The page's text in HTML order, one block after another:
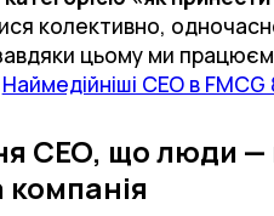
колективно,
цьому ми
Наймедійніші СEO в
СЕО, що люди —
компанія